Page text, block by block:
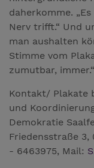
daherkomme.
Nerv trifft.“ Und
man aushalten
Stimme vom
zumutbar, immer.“
Kontakt/ Plakate
und
Demokratie
Friedensstraße 3,
- 6463975, Mail: